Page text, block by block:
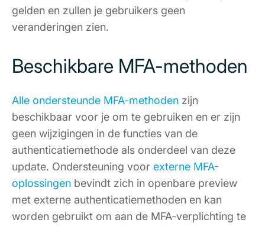
gelden en zullen je gebruikers geen
veranderingen zien.
Beschikbare MFA-methoden
Alle ondersteunde MFA-methoden zijn
beschikbaar voor je om te gebruiken en er zijn
geen wijzigingen in de functies van de
authenticatiemethode als onderdeel van deze
update. Ondersteuning voor externe MFA-
oplossingen bevindt zich in openbare preview
met externe authenticatiemethoden en kan
worden gebruikt om aan de MFA-verplichting te